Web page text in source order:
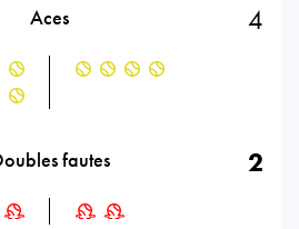
Aces 4
fautes 2